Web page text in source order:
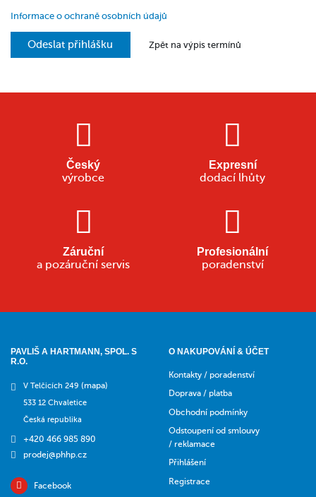
Informace o ochraně osobních údajů
Odeslat přihlášku Zpět na výpis termínů
Český
výrobce
Expresní
dodací lhůty
Záruční
a pozáruční servis
Profesionální
poradenství
PAVLIŠ A HARTMANN, SPOL. S
R.O.
V Telčicích 249 (mapa)
533 12 Chvaletice
Česká republika
+420 466 985 890
prodej@phhp.cz
Facebook
O NAKUPOVÁNÍ & ÚČET
Kontakty / poradenství
Doprava / platba
Obchodní podmínky
Odstoupení od smlouvy
/ reklamace
Přihlášení
Registrace